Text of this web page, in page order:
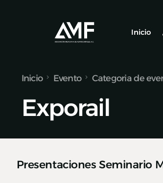
Inicio
Inicio Evento Categoria de
Exporail
Presentaciones Seminario